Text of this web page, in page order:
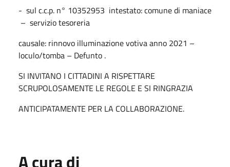
- sul c.c.p. n° 10352953 intestato: comune di maniace
– servizio tesoreria
causale: rinnovo illuminazione votiva anno 2021 –
loculo/tomba – Defunto .
SI INVITANO I CITTADINI A RISPETTARE
SCRUPOLOSAMENTE LE REGOLE E SI RINGRAZIA
ANTICIPATAMENTE PER LA COLLABORAZIONE.
A cura di